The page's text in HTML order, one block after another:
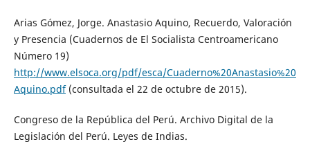
Arias Gómez, Jorge. Anastasio Aquino, Recuerdo, Valoración
y Presencia (Cuadernos de El Socialista Centroamericano
Número 19)
http://www.elsoca.org/pdf/esca/Cuaderno%20Anastasio%20
Aquino.pdf(consultada el 22 de octubre de 2015).
Congreso de la República del Perú. Archivo Digital de la
Legislación del Perú. Leyes de Indias.